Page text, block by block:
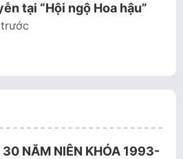
tại “Hội ngộ Hoa hậu”
30 NĂM NIÊN KHÓA 1993-